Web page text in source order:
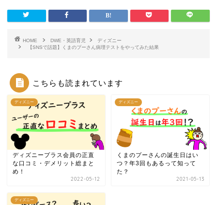
HOME DWE・英語育児
ディズニー
【SNSで話題】くまのプーさん病理テストをやってみた結果
こちらも読まれています
ディズニー
ディズニープラス会員の正直
な口コミ・デメリット総まと
め！
2022-05-12
ディズニー
くまのプーさんの誕生日はい
つ？年3回もあるって知って
た？
2021-05-13
ディズニー